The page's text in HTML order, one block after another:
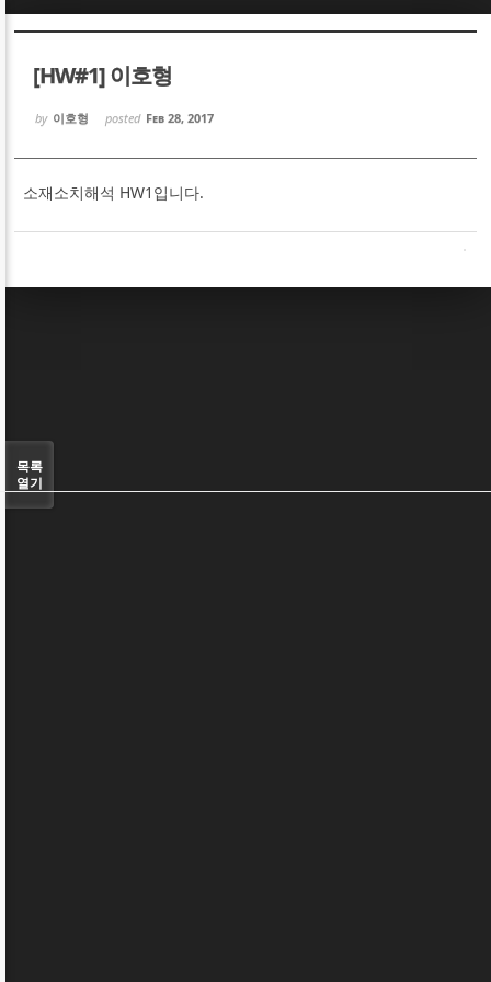
[HW#1] 이호형
by 이호형 posted Feb 28, 2017
소재소치해석 HW1입니다.
목록
열기
Sketchbook5, 스케치북5
Sketchbook5, 스케치북5
Sketchbook5, 스케치북5
Sketchbook5, 스케치북5